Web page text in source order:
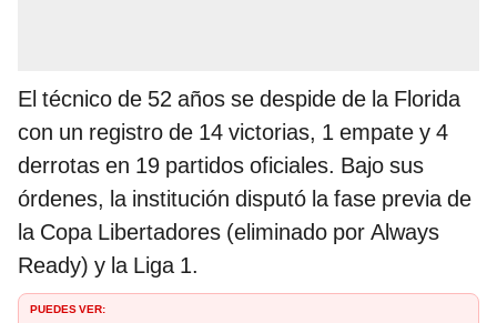
El técnico de 52 años se despide de la Florida
con un registro de 14 victorias, 1 empate y 4
derrotas en 19 partidos oficiales. Bajo sus
órdenes, la institución disputó la fase previa de
la Copa Libertadores (eliminado por Always
Ready) y la Liga 1.
PUEDES VER: